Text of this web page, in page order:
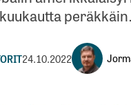
peräkkäin.
24.10.2022